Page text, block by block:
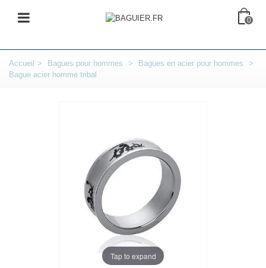
0
Accueil > Bagues pour hommes > Bagues en acier pour hommes
>
Bague acier homme tribal
Tap to expand